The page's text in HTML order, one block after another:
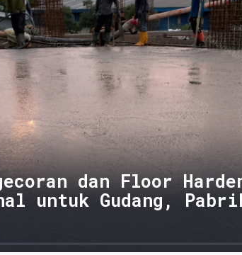
dan Floor
untuk Gudang,